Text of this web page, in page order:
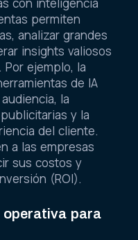
con inteligencia
permiten
analizar grandes
insights valiosos
ejemplo, la
de IA
la
y la
del cliente.
a las empresas
sus costos y
(ROI).
operativa para